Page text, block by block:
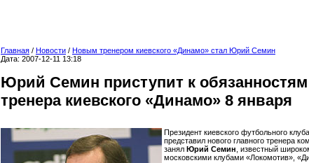
Главная / Новости / Новым тренером киевского «Динамо» стал Юрий Семин
Дата: 2007-12-11 13:18
Юрий Семин приступит к обязанностям
тренера киевского «Динамо» 8 января
Президент киевского футбольного
представил нового главного тренера
занял Юрий Семин, известный
московскими клубами «Локомотив»,